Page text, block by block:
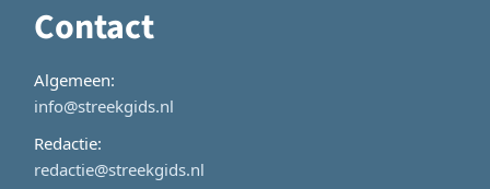
Contact
Algemeen:
info@streekgids.nl
Redactie:
redactie@streekgids.nl